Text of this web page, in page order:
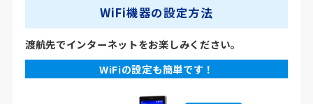
WiFi機器の設定方法
渡航先でインターネットをお楽しみください。
WiFiの設定も簡単です！